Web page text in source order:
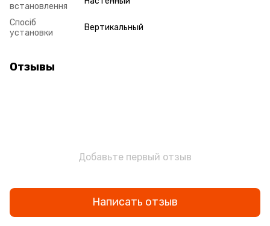
встановлення
Спосіб
установки
Вертикальный
Отзывы
Добавьте первый отзыв
Написать отзыв